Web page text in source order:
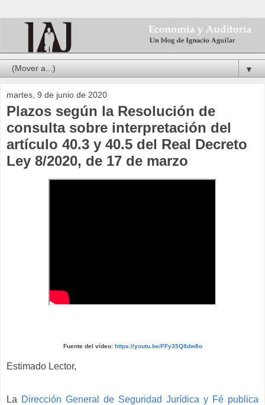
▼
martes, 9 de junio de 2020
Plazos según la Resolución de
consulta sobre interpretación del
artículo 40.3 y 40.5 del Real Decreto
Ley 8/2020, de 17 de marzo
Fuente del vídeo:https://youtu.be/FFy35Q8dw8o
Estimado Lector,
La Dirección General de Seguridad Jurídica y Fé publica